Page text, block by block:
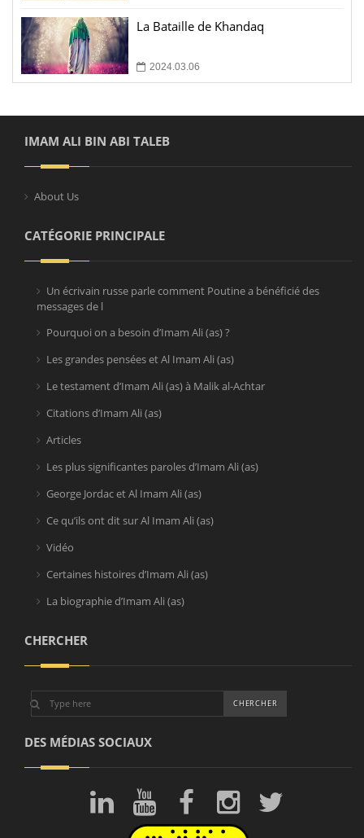
La Bataille de Khandaq
2024.03.06
IMAM ALI BIN ABI TALEB
About Us
CATÉGORIE PRINCIPALE
Un écrivain russe parle comment Poutine a bénéficié des
messages de l
Pourquoi on a besoin d’Imam Ali (as) ?
Les grandes pensées et Al Imam Ali (as)
Le testament d’Imam Ali (as) à Malik al-Achtar
Citations d’Imam Ali (as)
Articles
Les plus significantes paroles d’Imam Ali (as)
George Jordac et Al Imam Ali (as)
Ce qu’ils ont dit sur Al Imam Ali (as)
Vidéo
Certaines histoires d’Imam Ali (as)
La biographie d’Imam Ali (as)
CHERCHER
DES MÉDIAS SOCIAUX